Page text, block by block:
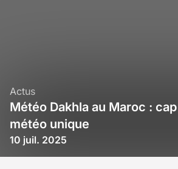
Actus
Météo Dakhla au Maroc :
météo unique
10 juil. 2025